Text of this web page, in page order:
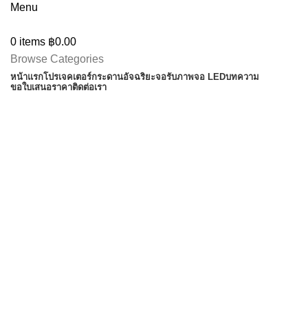
Menu
0 items ฿0.00
Browse Categories
หน้าแรกโปรเจคเตอร์กระดานอัจฉริยะจอรับภาพจอ LEDบทความ
ขอใบเสนอราคาติดต่อเรา